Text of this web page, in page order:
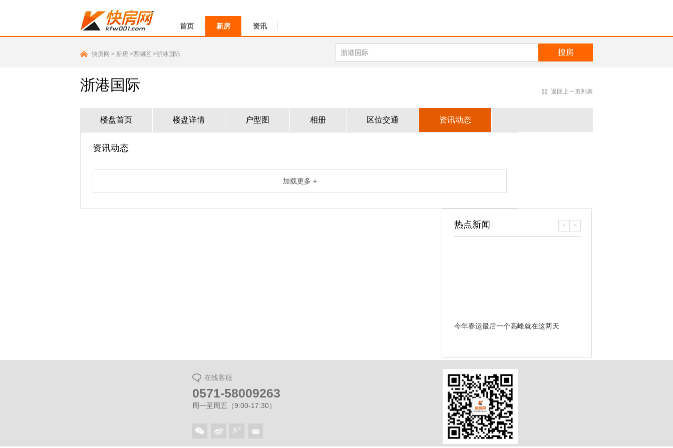
首页 新房 资讯
快房网 > 新房 >西湖区 >浙港国际
浙港国际 返回上一页列表
楼盘首页 楼盘详情 户型图 相册 区位交通 资讯动态
资讯动态
加载更多 +
热点新闻
今年春运最后一个高峰就在这两天
< >
在线客服
0571-58009263
周一至周五（9:00-17:30）